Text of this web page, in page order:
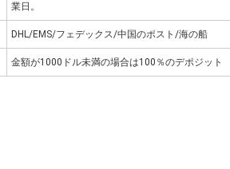
業日。
DHL/EMS/フェデックス/中国のポスト/海の船
金額が1000ドル未満の場合は100％のデポジット